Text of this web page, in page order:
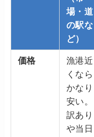
場・道
の駅な
ど）
価格
漁港近
くなら
かなり
安い。
訳あり
や当日